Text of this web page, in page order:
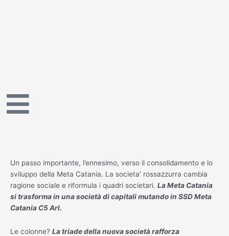
Un passo importante, l’ennesimo, verso il consolidamento e lo
sviluppo della Meta Catania. La societa’ rossazzurra cambia
ragione sociale e riformula i quadri societari. La Meta Catania
si trasforma in una società di capitali mutando in SSD Meta
Catania C5 Arl.
Le colonne? La triade della nuova società rafforza